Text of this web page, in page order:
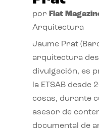
por Flat
Arquitectura
Jaume Prat
arquitectura
divulgación, es
la ETSAB
cosas, durante
asesor de
documental de